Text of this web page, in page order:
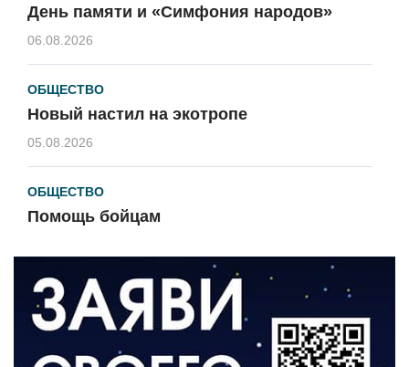
День памяти и «Симфония народов»
06.08.2026
ОБЩЕСТВО
Новый настил на экотропе
05.08.2026
ОБЩЕСТВО
Помощь бойцам
ВЛАСТЬ
«Второй старт» для ветеранов СВО